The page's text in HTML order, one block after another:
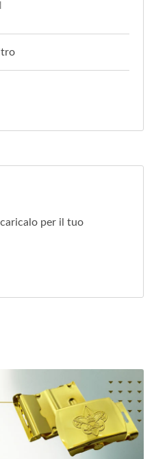
per il tuo